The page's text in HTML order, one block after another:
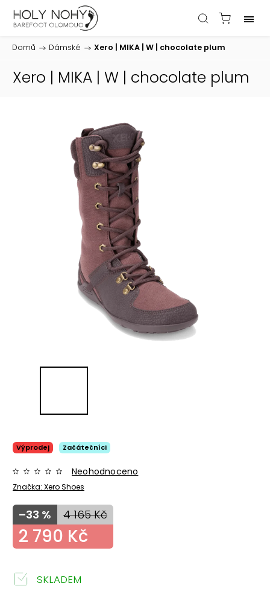
Domů / Dámské / Xero | MIKA | W | chocolate plum
Xero | MIKA | W | chocolate plum
Výprodej Začátečníci
Značka: Xero Shoes
Neohodnoceno
4 165 Kč
–33 %
2 790 Kč
SKLADEM